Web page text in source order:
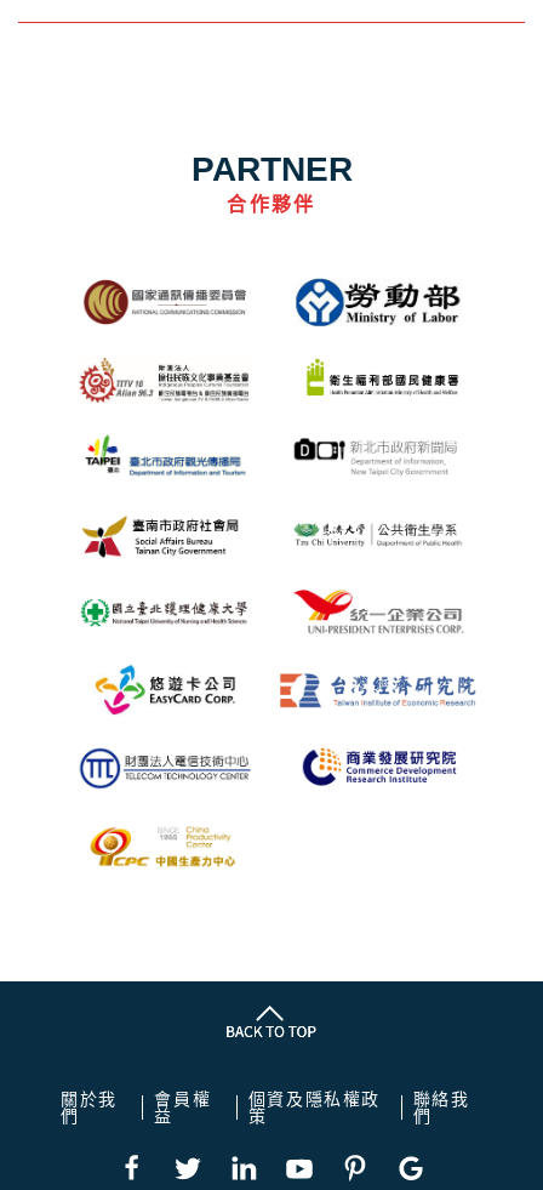
PARTNER
合作夥伴
關於我
們
會員權
益
個資及隱私權政
策
聯絡我
們